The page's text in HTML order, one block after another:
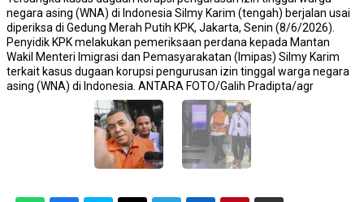
negara asing (WNA) di Indonesia Silmy Karim (tengah) berjalan usai
diperiksa di Gedung Merah Putih KPK, Jakarta, Senin (8/6/2026).
Penyidik KPK melakukan pemeriksaan perdana kepada Mantan
Wakil Menteri Imigrasi dan Pemasyarakatan (Imipas) Silmy Karim
terkait kasus dugaan korupsi pengurusan izin tinggal warga negara
asing (WNA) di Indonesia. ANTARA FOTO/Galih Pradipta/agr